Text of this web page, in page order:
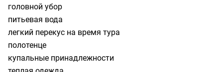
головной убор
питьевая вода
легкий перекус на время тура
полотенце
купальные принадлежности